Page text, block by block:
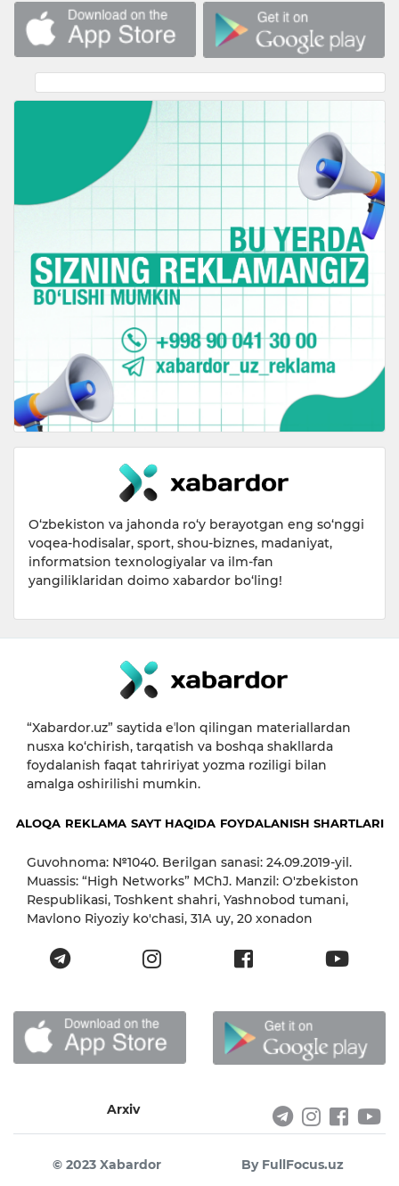
O‘zbekiston va jahonda ro‘y berayotgan eng so‘nggi
voqea-hodisalar, sport, shou-biznes, madaniyat,
informatsion texnologiyalar va ilm-fan
yangiliklaridan doimo xabardor bo‘ling!
“Xabardor.uz” saytida eʼlon qilingan materiallardan
nusxa ko‘chirish, tarqatish va boshqa shakllarda
foydalanish faqat tahririyat yozma roziligi bilan
amalga oshirilishi mumkin.
ALOQA REKLAMA SAYT HAQIDA FOYDALANISH SHARTLARI
Guvohnoma: №1040. Berilgan sanasi: 24.09.2019-yil.
Muassis: “High Networks” MChJ. Manzil: O'zbekiston
Respublikasi, Toshkent shahri, Yashnobod tumani,
Mavlono Riyoziy ko'chasi, 31А uy, 20 xonadon
Arxiv
© 2023 Xabardor By FullFocus.uz